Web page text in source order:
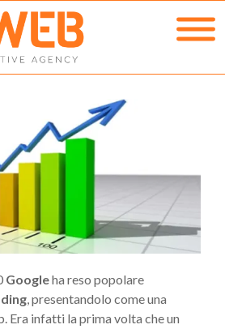
Googleha reso popolare
, presentandolo come una
Era infatti la prima volta che un